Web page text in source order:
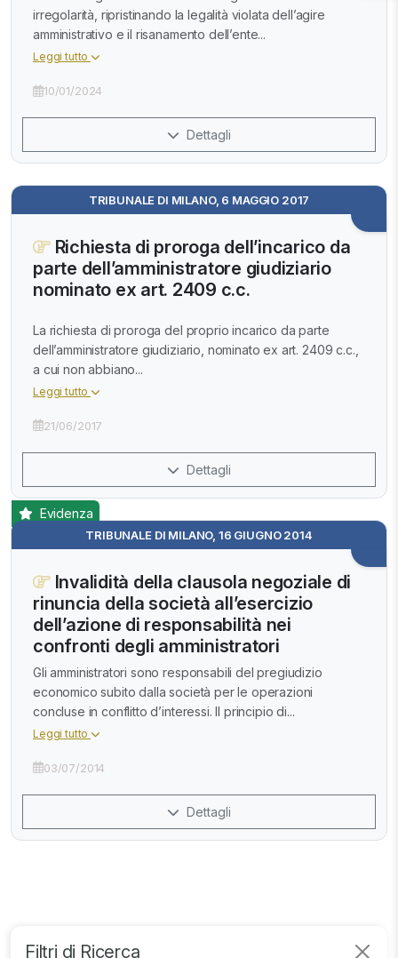
Filtri di Ricerca
irregolarità, ripristinando la legalità violata dell’agire
amministrativo e il risanamento dell’ente...
Leggi tutto
10/01/2024
Dettagli
TRIBUNALE DI MILANO, 6 MAGGIO 2017
Richiesta di proroga dell’incarico da
parte dell’amministratore giudiziario
nominato ex art. 2409 c.c.
La richiesta di proroga del proprio incarico da parte
dell’amministratore giudiziario, nominato ex art. 2409 c.c.,
a cui non abbiano...
Leggi tutto
21/06/2017
Dettagli
TRIBUNALE DI MILANO, 16 GIUGNO 2014
Evidenza
Invalidità della clausola negoziale di
rinuncia della società all’esercizio
dell’azione di responsabilità nei
confronti degli amministratori
Gli amministratori sono responsabili del pregiudizio
economico subito dalla società per le operazioni
concluse in conflitto d’interessi. Il principio di...
Leggi tutto
03/07/2014
Dettagli